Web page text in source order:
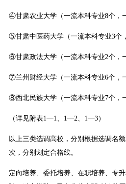
④甘肃农业大学（一流本科专业8个，
⑤甘肃中医药大学（一流本科专业3个
⑥甘肃政法大学（一流本科专业2个，
⑦兰州财经大学（一流本科专业6个，
⑧西北民族大学（一流本科专业7个，
（详见附表1—1、1—2、1—3）
以上三类选调高校，分别根据选调名
次，分别划定合格线。
定向培养、委托培养、在职培养、专